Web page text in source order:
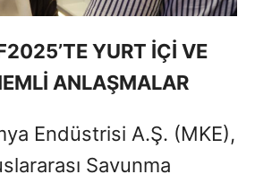
YURT İÇİ VE
ANLAŞMALAR
Endüstrisi A.Ş. (MKE),
Savunma